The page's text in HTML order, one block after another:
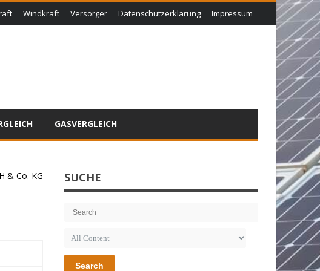
Windkraft Versorger Datenschutzerklärung Impressum
GASVERGLEICH
& Co. KG SUCHE
Search